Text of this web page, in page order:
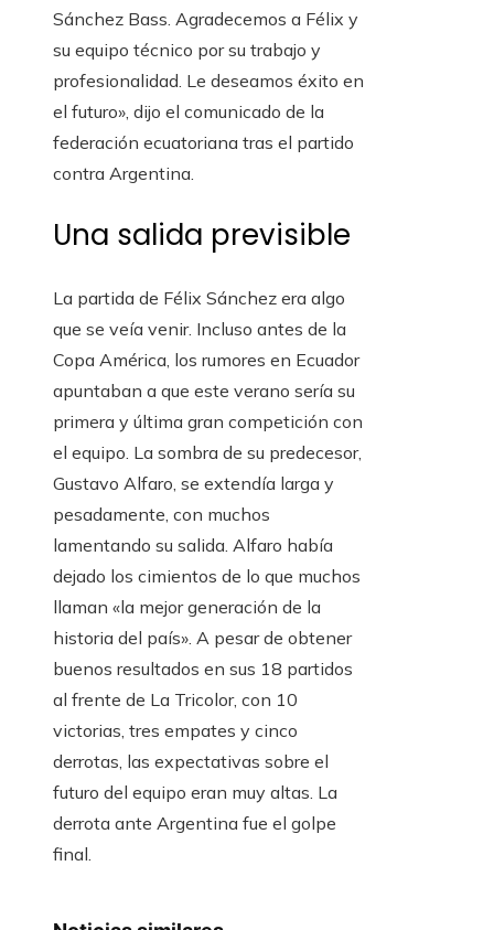
Sánchez Bass. Agradecemos a Félix y
su equipo técnico por su trabajo y
profesionalidad. Le deseamos éxito en
el futuro», dijo el comunicado de la
federación ecuatoriana tras el partido
contra Argentina.
Una salida previsible
La partida de Félix Sánchez era algo
que se veía venir. Incluso antes de la
Copa América, los rumores en Ecuador
apuntaban a que este verano sería su
primera y última gran competición con
el equipo. La sombra de su predecesor,
Gustavo Alfaro, se extendía larga y
pesadamente, con muchos
lamentando su salida. Alfaro había
dejado los cimientos de lo que muchos
llaman «la mejor generación de la
historia del país». A pesar de obtener
buenos resultados en sus 18 partidos
al frente de La Tricolor, con 10
victorias, tres empates y cinco
derrotas, las expectativas sobre el
futuro del equipo eran muy altas. La
derrota ante Argentina fue el golpe
final.